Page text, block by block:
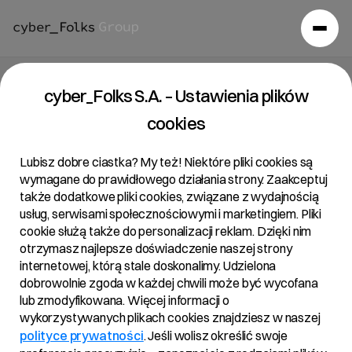
Raport bieżący 23/2022
Temat:
Ujawnienie stanu posiadania – znaczne pakiety
Podstawa prawna:
Art. 70 pkt 1 Ustawy o ofercie – nabycie lub zbycie
znacznego pakietu akcji
cyber_Folks S.A. – Ustawienia plików
cookies
Lubisz dobre ciastka? My też! Niektóre pliki cookies są
wymagane do prawidłowego działania strony. Zaakceptuj
także dodatkowe pliki cookies, związane z wydajnością
usług, serwisami społecznościowymi i marketingiem. Pliki
cookie służą także do personalizacji reklam. Dzięki nim
otrzymasz najlepsze doświadczenie naszej strony
internetowej, którą stale doskonalimy. Udzielona
dobrowolnie zgoda w każdej chwili może być wycofana
lub zmodyfikowana. Więcej informacji o
wykorzystywanych plikach cookies znajdziesz w naszej
polityce prywatności. Jeśli wolisz określić swoje